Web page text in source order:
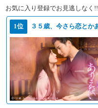
お気に入り登録でお見逃しなく!!
1位